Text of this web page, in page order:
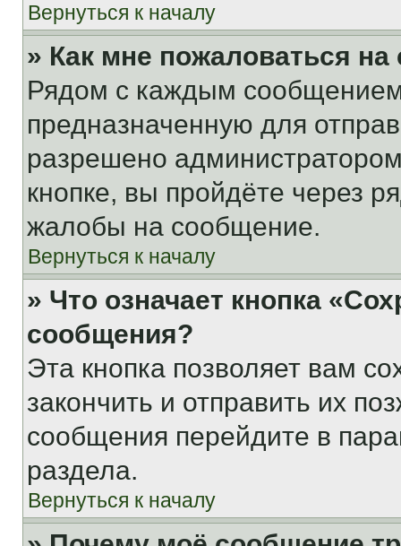
Вернуться к началу
» Как мне пожаловаться
Рядом с каждым сообщением
предназначенную для
разрешено
кнопке, вы пройдёте через
жалобы на сообщение.
Вернуться к началу
» Что означает кнопка
сообщения?
Эта кнопка позволяет вам
закончить и отправить их
сообщения перейдите в
раздела.
Вернуться к началу